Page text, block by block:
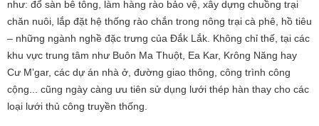
như: đổ sàn bê tông, làm hàng rào bảo vệ, xây dựng chuồng trại
chăn nuôi, lắp đặt hệ thống rào chắn trong nông trại cà phê, hồ tiêu
– những ngành nghề đặc trưng của Đắk Lắk. Không chỉ thế, tại các
khu vực trung tâm như Buôn Ma Thuột, Ea Kar, Krông Năng hay
Cư M’gar, các dự án nhà ở, đường giao thông, công trình công
cộng... cũng ngày càng ưu tiên sử dụng lưới thép hàn thay cho các
loại lưới thủ công truyền thống.